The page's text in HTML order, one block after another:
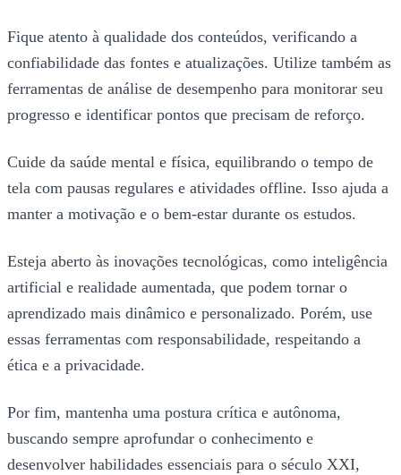
Fique atento à qualidade dos conteúdos, verificando a
confiabilidade das fontes e atualizações. Utilize também as
ferramentas de análise de desempenho para monitorar seu
progresso e identificar pontos que precisam de reforço.
Cuide da saúde mental e física, equilibrando o tempo de
tela com pausas regulares e atividades offline. Isso ajuda a
manter a motivação e o bem-estar durante os estudos.
Esteja aberto às inovações tecnológicas, como inteligência
artificial e realidade aumentada, que podem tornar o
aprendizado mais dinâmico e personalizado. Porém, use
essas ferramentas com responsabilidade, respeitando a
ética e a privacidade.
Por fim, mantenha uma postura crítica e autônoma,
buscando sempre aprofundar o conhecimento e
desenvolver habilidades essenciais para o século XXI,